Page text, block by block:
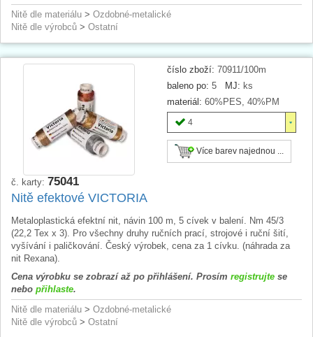
Nitě dle materiálu > Ozdobné-metalické
Nitě dle výrobců > Ostatní
číslo zboží: 70911/100m
baleno po: 5 MJ: ks
materiál: 60%PES, 40%PM
4
Více barev najednou ...
č. karty: 75041
Nitě efektové VICTORIA
Metaloplastická efektní nit, návin 100 m, 5 cívek v balení. Nm 45/3
(22,2 Tex x 3). Pro všechny druhy ručních prací, strojové i ruční šití,
vyšívání i paličkování. Český výrobek, cena za 1 cívku. (náhrada za
nit Rexana).
Cena výrobku se zobrazí až po přihlášení. Prosím registrujte se
nebo přihlaste.
Nitě dle materiálu > Ozdobné-metalické
Nitě dle výrobců > Ostatní